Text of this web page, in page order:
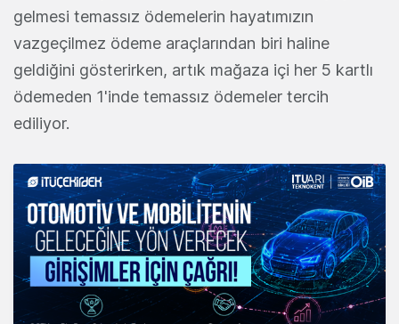
gelmesi temassız ödemelerin hayatımızın
vazgeçilmez ödeme araçlarından biri haline
geldiğini gösterirken, artık mağaza içi her 5 kartlı
ödemeden 1'inde temassız ödemeler tercih
ediliyor.